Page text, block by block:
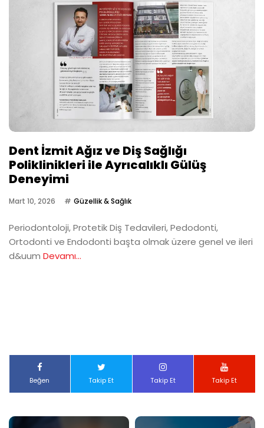
Dent İzmit Ağız ve Diş Sağlığı
Poliklinikleri ile Ayrıcalıklı Gülüş
Deneyimi
Mart 10, 2026 Güzellik & Sağlık
Periodontoloji, Protetik Diş Tedavileri, Pedodonti,
Ortodonti ve Endodonti başta olmak üzere genel ve ileri
d&uum Devamı...
Beğen Takip Et Takip Et Takip Et